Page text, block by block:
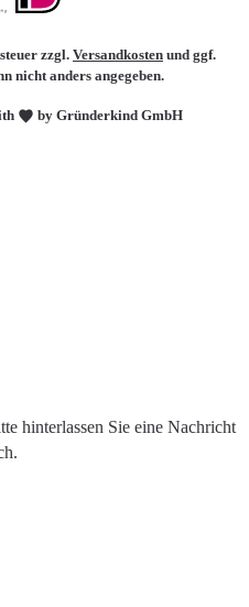
by Gründerkind GmbH
zzgl.Versandkosten und ggf.
nicht anders angegeben.
hinterlassen Sie eine Nachricht